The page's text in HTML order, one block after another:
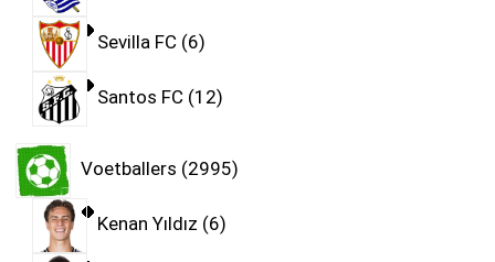
Sevilla FC 6
Santos FC 12
Voetballers 2995
Kenan Yıldız 6